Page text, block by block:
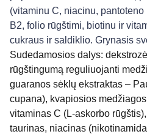
(vitaminu C, niacinu,
B2, folio rūgštimi, biotinu ir
cukraus ir saldiklio. Grynasis
Sudedamosios dalys:
rūgštingumą reguliuojanti
guaranos sėklų ekstraktas –
cupana), kvapiosios
vitaminas C (L-askorbo
taurinas, niacinas